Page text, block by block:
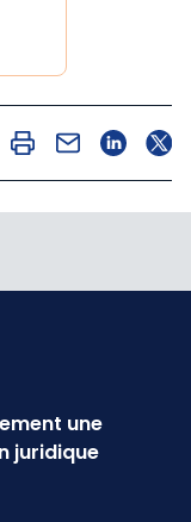
une
juridique